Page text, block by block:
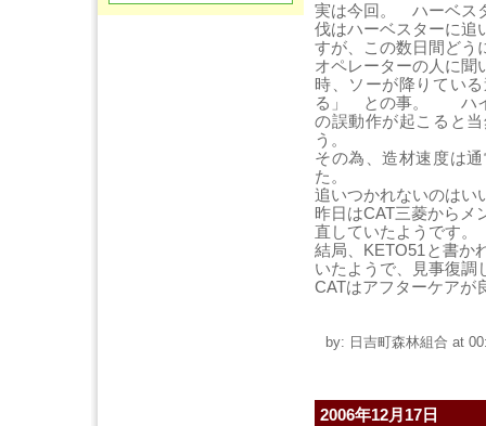
実は今回。 ハーベス
伐はハーベスターに追
すが、この数日間どう
オペレーターの人に
時、ソーが降りてい
る」 との事。 ハイ
の誤動作が起こると
う。
その為、造材速度は
た。
追いつかれないのはい
昨日はCAT三菱からメ
直していたようです。
結局、KETO51と書か
いたようで、見事復調
CATはアフターケアが
by: 日吉町森林組合 at
2006年12月17日